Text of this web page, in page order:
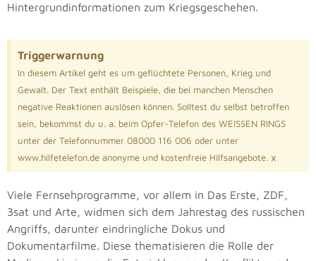
Hintergrundinformationen zum Kriegsgeschehen.
Triggerwarnung
In diesem Artikel geht es um geflüchtete Personen, Krieg und
Gewalt. Der Text enthält Beispiele, die bei manchen Menschen
negative Reaktionen auslösen können. Solltest du selbst betroffen
sein, bekommst du u. a. beim Opfer-Telefon des WEISSEN RINGS
unter der Telefonnummer 08000 116 006 oder unter
www.hilfetelefon.de anonyme und kostenfreie Hilfsangebote. ×
Viele Fernsehprogramme, vor allem in Das Erste, ZDF,
3sat und Arte, widmen sich dem Jahrestag des russischen
Angriffs, darunter eindringliche Dokus und
Dokumentarfilme. Diese thematisieren die Rolle der